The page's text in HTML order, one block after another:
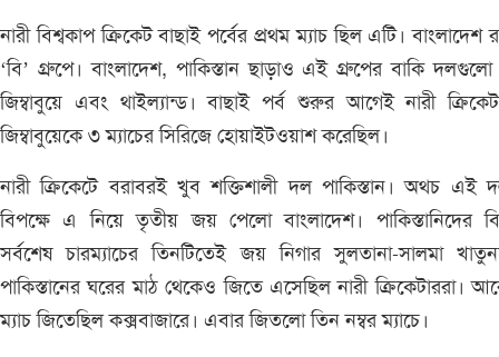
নারী বিশ্বকাপ ক্রিকেট বাছাই পর্বের প্রথম ম্যাচ ছিল এটি। বাংলাদেশ
‘বি’ গ্রুপে। বাংলাদেশ, পাকিস্তান ছাড়াও এই গ্রুপের বাকি
জিম্বাবুয়ে এবং থাইল্যান্ড। বাছাই পর্ব শুরুর আগেই নারী
জিম্বাবুয়েকে ৩ ম্যাচের সিরিজে হোয়াইটওয়াশ করেছিল।
নারী ক্রিকেটে বরাবরই খুব শক্তিশালী দল পাকিস্তান। অথচ এই
বিপক্ষে এ নিয়ে তৃতীয় জয় পেলো বাংলাদেশ। পাকিস্তানিদের
সর্বশেষ চারম্যাচের তিনটিতেই জয় নিগার সুলতানা-সালমা
পাকিস্তানের ঘরের মাঠ থেকেও জিতে এসেছিল নারী ক্রিকেটাররা।
ম্যাচ জিতেছিল কক্সবাজারে। এবার জিতলো তিন নম্বর ম্যাচে।